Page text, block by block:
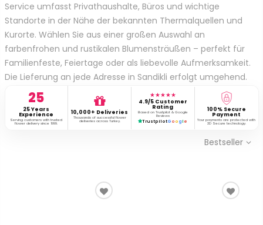
Service umfasst Privathaushalte, Büros und wichtige
Standorte in der Nähe der bekannten Thermalquellen und
Kurorte. Wählen Sie aus einer großen Auswahl an
farbenfrohen und rustikalen Blumensträußen – perfekt für
Familienfeste, Feiertage oder als liebevolle Aufmerksamkeit.
Die Lieferung an jede Adresse in Sandikli erfolgt umgehend.
25
25 Years
Experience
Serving customers with trusted
flower delivery since 1999.
10,000+ Deliveries
Thousands of successful flower
deliveries across Turkey.
★★★★★
4.9/5 Customer
Rating
Based on Trustpilot & Google
Reviews
TrustpilotG o o g l e
100% Secure
Payment
Your payments are protected with
3D Secure technology.
Bestseller